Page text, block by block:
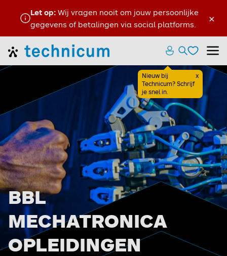
×
Let op: Wij vragen nooit om jouw persoonlijke
gegevens of betalingen via social platforms.
Home
Nieuw bij
Technicum? Schrijf
je snel in.
x
Sluiten
Zoeken
BBL
MECHATRONICA
OPLEIDINGEN